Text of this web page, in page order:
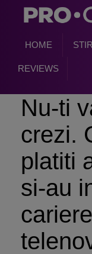
HOME
REVIEWS
Nu-ti
crezi.
platiti
si-au